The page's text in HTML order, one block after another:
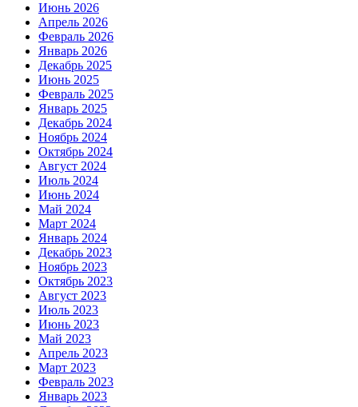
Июнь 2026
Апрель 2026
Февраль 2026
Январь 2026
Декабрь 2025
Июнь 2025
Февраль 2025
Январь 2025
Декабрь 2024
Ноябрь 2024
Октябрь 2024
Август 2024
Июль 2024
Июнь 2024
Май 2024
Март 2024
Январь 2024
Декабрь 2023
Ноябрь 2023
Октябрь 2023
Август 2023
Июль 2023
Июнь 2023
Май 2023
Апрель 2023
Март 2023
Февраль 2023
Январь 2023